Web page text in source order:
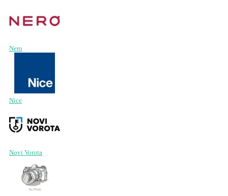
Nero
Nice
Novi Vorota